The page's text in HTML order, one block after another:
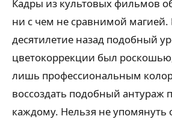
Кадры из культовых фильмов
ни с чем не сравнимой магией.
десятилетие назад подобный
цветокоррекции был
лишь профессиональным
воссоздать подобный антураж
каждому. Нельзя не упомянуть